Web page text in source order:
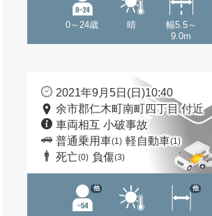
0～24歳 晴
幅5.5～
9.0m
2021年9月5日(日)10:40
余市郡仁木町南町四丁目 付近
車両相互 小破事故
普通乗用車(1) 軽自動車(1)
死亡(0) 負傷(3)
他 他